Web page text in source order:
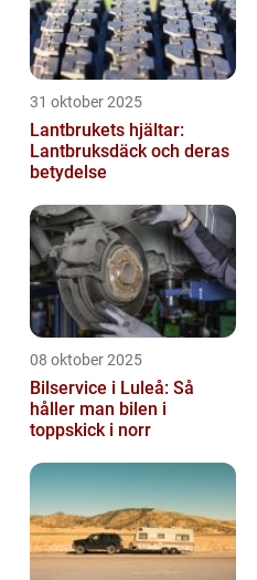
31 oktober 2025
Lantbrukets hjältar:
Lantbruksdäck och deras
betydelse
08 oktober 2025
Bilservice i Luleå: Så
håller man bilen i
toppskick i norr